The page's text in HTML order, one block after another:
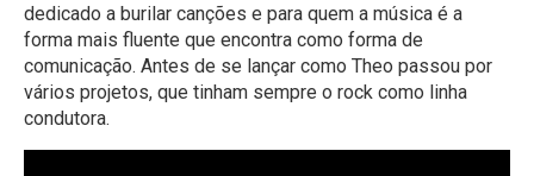
dedicado a burilar canções e para quem a música é a
forma mais fluente que encontra como forma de
comunicação. Antes de se lançar como Theo passou por
vários projetos, que tinham sempre o rock como linha
condutora.